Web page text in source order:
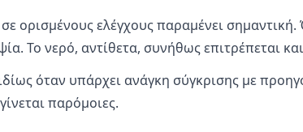
σε ορισμένους ελέγχους παραμένει
Το νερό, αντίθετα, συνήθως επιτρέπεται
όταν υπάρχει ανάγκη σύγκρισης με
παρόμοιες.